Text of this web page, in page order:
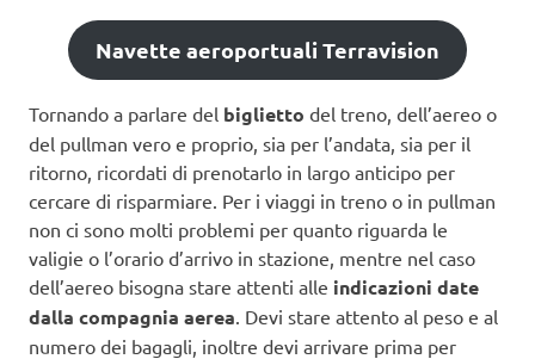
Navette aeroportuali Terravision
Tornando a parlare del biglietto del treno, dell’aereo o
del pullman vero e proprio, sia per l’andata, sia per il
ritorno, ricordati di prenotarlo in largo anticipo per
cercare di risparmiare. Per i viaggi in treno o in pullman
non ci sono molti problemi per quanto riguarda le
valigie o l’orario d’arrivo in stazione, mentre nel caso
dell’aereo bisogna stare attenti alle indicazioni date
dalla compagnia aerea . Devi stare attento al peso e al
numero dei bagagli, inoltre devi arrivare prima per